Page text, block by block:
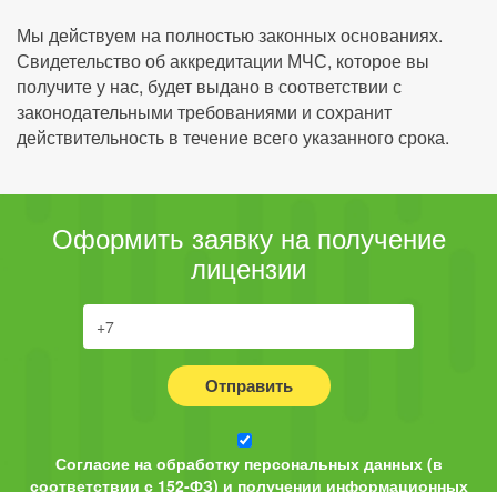
Мы действуем на полностью законных основаниях.
Свидетельство об аккредитации МЧС, которое вы
получите у нас, будет выдано в соответствии с
законодательными требованиями и сохранит
действительность в течение всего указанного срока.
Оформить заявку на получение
лицензии
Отправить
Согласие на обработку персональных данных (в
соответствии с 152-ФЗ) и получении информационных